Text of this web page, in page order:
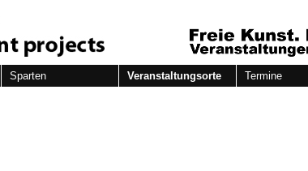
Sparten Veranstaltungsorte Termine